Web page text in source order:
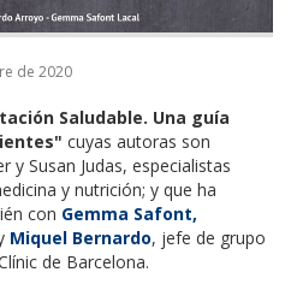
de 2020
Saludable. Una guía
cuyas autoras son
y Susan Judas, especialistas
y nutrición; y que ha
con Gemma Safont,
Miquel Bernardo, jefe de grupo
de Barcelona.